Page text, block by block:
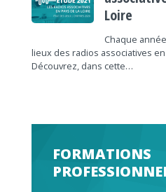
Loire
Chaque
lieux des radios associatives en
Découvrez, dans cette…
FORMATIONS